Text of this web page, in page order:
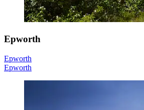
Epworth
Epworth
Epworth